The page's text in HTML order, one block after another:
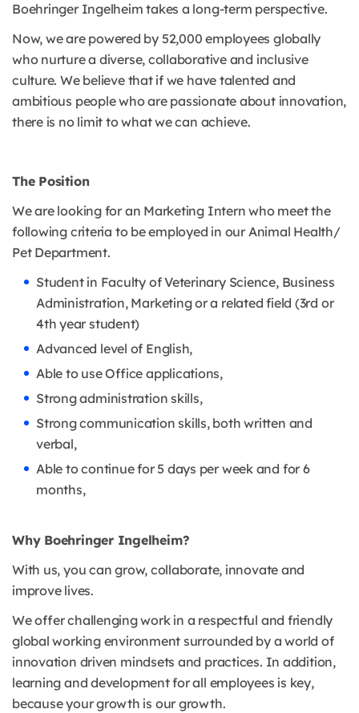
Boehringer Ingelheim takes a long-term perspective.
Now, we are powered by 52,000 employees globally
who nurture a diverse, collaborative and inclusive
culture. We believe that if we have talented and
ambitious people who are passionate about innovation,
there is no limit to what we can achieve.
The Position
We are looking for an Marketing Intern who meet the
following criteria to be employed in our Animal Health/
Pet Department.
Student in Faculty of Veterinary Science, Business
Administration, Marketing or a related field (3rd or
4th year student)
Advanced level of English,
Able to use Office applications,
Strong administration skills,
Strong communication skills, both written and
verbal,
Able to continue for 5 days per week and for 6
months,
Why Boehringer Ingelheim?
With us, you can grow, collaborate, innovate and
improve lives.
We offer challenging work in a respectful and friendly
global working environment surrounded by a world of
innovation driven mindsets and practices. In addition,
learning and development for all employees is key,
because your growth is our growth.